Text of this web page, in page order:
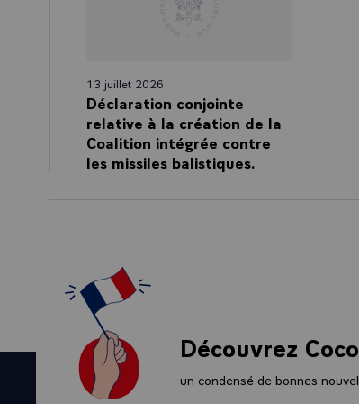
le
sont
nous
13 juillet 2026
Déclaration conjointe
relative à la création de la
Coalition intégrée contre
les missiles balistiques.
Découvrez
un condensé de bonnes